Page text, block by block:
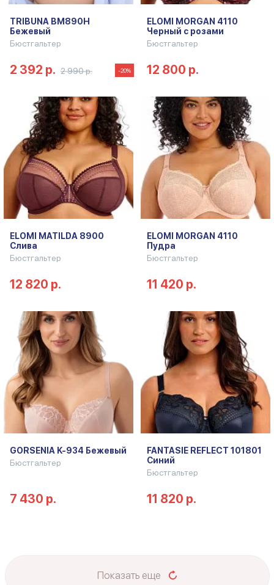
TRIBUNA BM890H
Бежевый
Бюстгальтер
2 392 р. 2 990 р. -20%
ELOMI MORGAN 4110
Черный с розами
Бюстгальтер
12 800 р.
ELOMI MATILDA 8900
Слива
Бюстгальтер
12 820 р.
ELOMI MORGAN 4110
Пудра
Бюстгальтер
11 420 р.
GORSENIA K-934 Бежевый
Бюстгальтер
7 430 р.
FANTASIE REFLECT 101801
Синий
Бюстгальтер
11 820 р.
Показать еще